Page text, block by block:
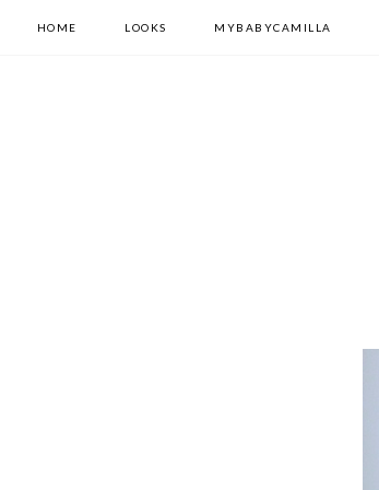
HOME LOOKS MYBABYCAMILLA